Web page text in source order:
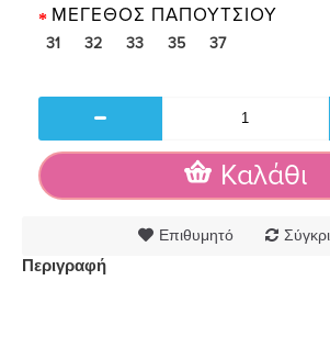
ΜΈΓΕΘΟΣ ΠΑΠΟΥΤΣΙΟΎ
31 32 33 35 37
-
Καλάθι
Επιθυμητό
Περιγραφή